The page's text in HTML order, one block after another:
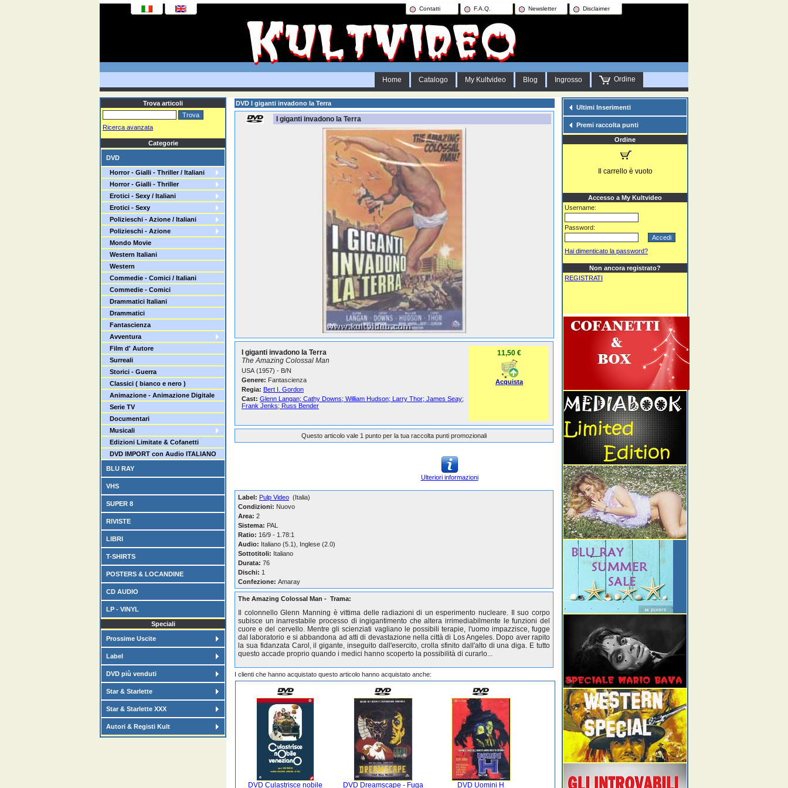
Contatti F.A.Q. Newsletter Disclaimer
Home Catalogo My Kultvideo Blog Ingrosso Ordine
Trova articoli
Ricerca avanzata
Categorie
DVD
Horror - Gialli - Thriller / Italiani
Horror - Gialli - Thriller
Erotici - Sexy / Italiani
Erotici - Sexy
Polizieschi - Azione / Italiani
Polizieschi - Azione
Mondo Movie
Western Italiani
Western
Commedie - Comici / Italiani
Commedie - Comici
Drammatici Italiani
Drammatici
Fantascienza
Avventura
Film d' Autore
Surreali
Storici - Guerra
Classici ( bianco e nero )
Animazione - Animazione Digitale
Serie TV
Documentari
Musicali
Edizioni Limitate & Cofanetti
DVD IMPORT con Audio ITALIANO
BLU RAY
VHS
SUPER 8
RIVISTE
LIBRI
T-SHIRTS
POSTERS & LOCANDINE
CD AUDIO
LP - VINYL
Speciali
Prossime Uscite
Label
DVD più venduti
Star & Starlette
Star & Starlette XXX
Autori & Registi Kult
DVD I giganti invadono la Terra
I giganti invadono la Terra
I giganti invadono la Terra
The Amazing Colossal Man
USA (1957) - B/N
Genere: Fantascienza
Regia: Bert I. Gordon
Cast: Glenn Langan; Cathy Downs; William Hudson; Larry Thor; James Seay;
Frank Jenks; Russ Bender
11,50 €
Acquista
Questo articolo vale 1 punto per la tua raccolta punti promozionali
Ulteriori informazioni
Label: Pulp Video (Italia)
Condizioni: Nuovo
Area: 2
Sistema: PAL
Ratio: 16/9 - 1.78:1
Audio: Italiano (5.1), Inglese (2.0)
Sottotitoli: Italiano
Durata: 76
Dischi: 1
Confezione: Amaray
The Amazing Colossal Man - Trama:
Il colonnello Glenn Manning è vittima delle radiazioni di un esperimento nucleare. Il suo corpo
subisce un inarrestabile processo di ingigantimento che altera irrimediabilmente le funzioni del
cuore e del cervello. Mentre gli scienziati vagliano le possibili terapie, l'uomo impazzisce, fugge
dal laboratorio e si abbandona ad atti di devastazione nella città di Los Angeles. Dopo aver rapito
la sua fidanzata Carol, il gigante, inseguito dall'esercito, crolla sfinito dall'alto di una diga. E tutto
questo accade proprio quando i medici hanno scoperto la possibilità di curarlo...
I clienti che hanno acquistato questo articolo hanno acquistato anche:
DVD Culastrisce nobile DVD Dreamscape - Fuga DVD Uomini H
Ultimi Inserimenti
Premi raccolta punti
Ordine
Il carrello è vuoto
Accesso a My Kultvideo
Username:
Password:
Hai dimenticato la password?
Non ancora registrato?
REGISTRATI